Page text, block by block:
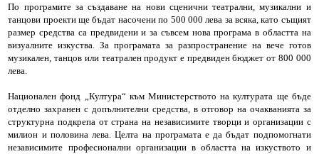
По програмите за създаване на нови сценични театрални, музикални и
танцови проекти ще бъдат насочени по 500 000 лева за всяка, като същият
размер средства са предвидени и за съвсем нова програма в областта на
визуалните изкуства. За програмата за разпространение на вече готов
музикален, танцов или театрален продукт е предвиден бюджет от 800 000
лева.
Национален фонд „Култура“ към Министерството на културата ще бъде
отделно захранен с допълнителни средства, в отговор на очакванията за
структурна подкрепа от страна на независимите творци и организации с
милион и половина лева. Целта на програмата е да бъдат подпомогнати
независимите професионални организации в областта на изкуството и